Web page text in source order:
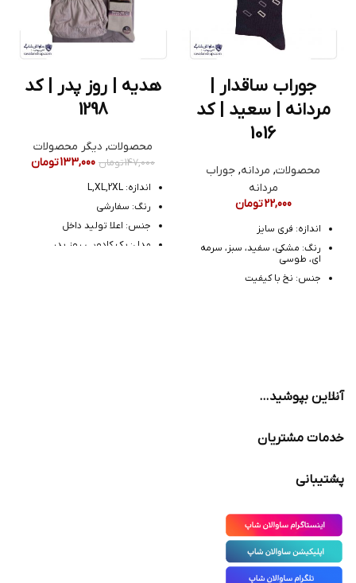
جوراب ساقدار |
مردانه | سعید | کد
1016
محصولات, مردانه, جوراب
مردانه
22,000تومان
اندازه: فری سایز
رنگ: مشکی، سفید، سبز، سرمه
ای، طوسی
جنس: نخ با کیفیت
هدیه | روز پدر | کد
1298
محصولات, دیگر محصولات
147,000تومان 133,000تومان
اندازه: L,XL,2XL
رنگ: سفارشی
جنس: اعلا تولید داخل
مدل: پک کادویی روز پدر
آنلاین بپوشید…
خدمات مشتریان
پشتیبانی